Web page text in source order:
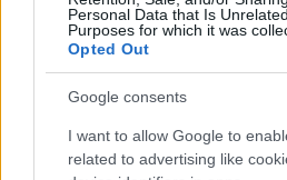
Personal Data that Is
Purposes for which it was
Opted Out
Google consents
I want to allow Google to
related to advertising like
Új
csomópont
iskoláját